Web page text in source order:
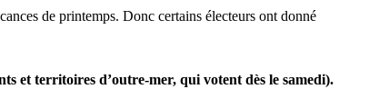
de printemps. Donc certains électeurs ont donné
et territoires d’outre-mer, qui votent dès le samedi).